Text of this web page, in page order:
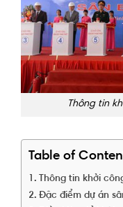
Thông tin
Table of
Thông tin khởi
Đặc điểm dự án